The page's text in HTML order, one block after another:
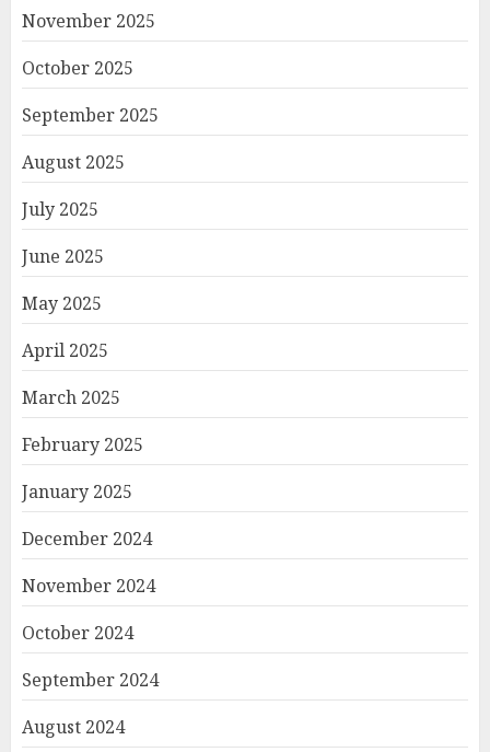
November 2025
October 2025
September 2025
August 2025
July 2025
June 2025
May 2025
April 2025
March 2025
February 2025
January 2025
December 2024
November 2024
October 2024
September 2024
August 2024